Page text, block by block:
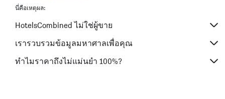
นี่คือเหตุผล:
HotelsCombined ไม่ใช่ผู้ขาย
เรารวบรวมข้อมูลมหาศาลเพื่อคุณ
ทำไมราคาถึงไม่แม่นยำ 100%?